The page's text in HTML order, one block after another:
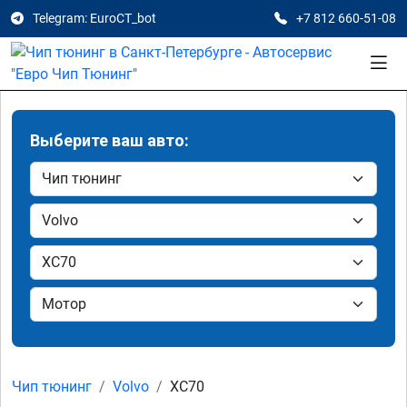
Telegram: EuroCT_bot +7 812 660-51-08
Выберите ваш авто:
Чип тюнинг Volvo XC70